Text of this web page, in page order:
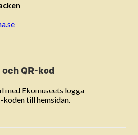
QR-kod
med Ekomuseets logga
till hemsidan.